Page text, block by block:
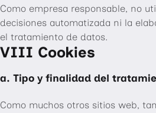
Como empresa responsable, no
decisiones automatizada ni la
el tratamiento de datos.
VIII Cookies
a. Tipo y finalidad del
Como muchos otros sitios web,